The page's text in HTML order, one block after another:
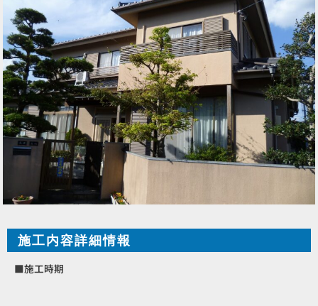
施工内容詳細情報
■施工時期